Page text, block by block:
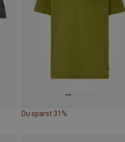
Du sparst 31%